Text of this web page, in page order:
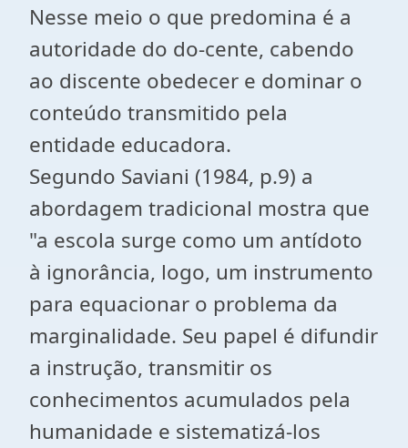
Nesse meio o que predomina é a
autoridade do do-cente, cabendo
ao discente obedecer e dominar o
conteúdo transmitido pela
entidade educadora.
Segundo Saviani (1984, p.9) a
abordagem tradicional mostra que
"a escola surge como um antídoto
à ignorância, logo, um instrumento
para equacionar o problema da
marginalidade. Seu papel é difundir
a instrução, transmitir os
conhecimentos acumulados pela
humanidade e sistematizá-los